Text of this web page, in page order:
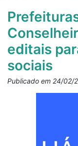
editais
sociais
Publicado em 24/02/